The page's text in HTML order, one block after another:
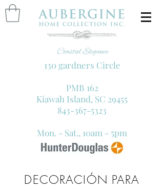
130 gardners Circle
PMB 162
Kiawah Island, SC 29455
843-367-5323
Mon. - Sat., 10am - 5pm
DECORACIÓN PARA